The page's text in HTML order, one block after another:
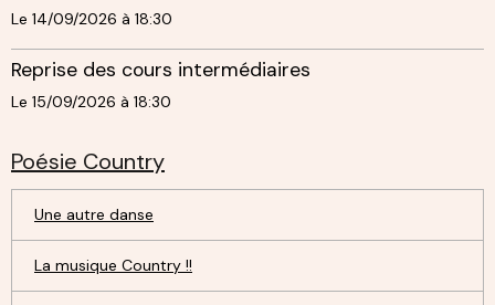
Le 14/09/2026 à 18:30
Reprise des cours intermédiaires
Le 15/09/2026 à 18:30
Poésie Country
Une autre danse
La musique Country !!